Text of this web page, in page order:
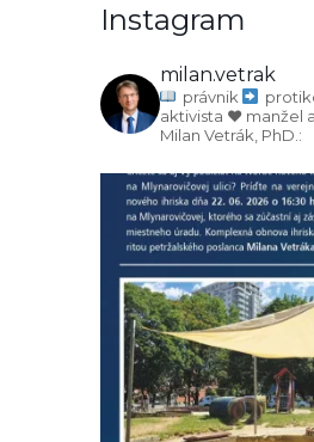
Instagram
milan.vetrak
právnik
aktivista ♥️ manžel
Milan Vetrák, PhD.: